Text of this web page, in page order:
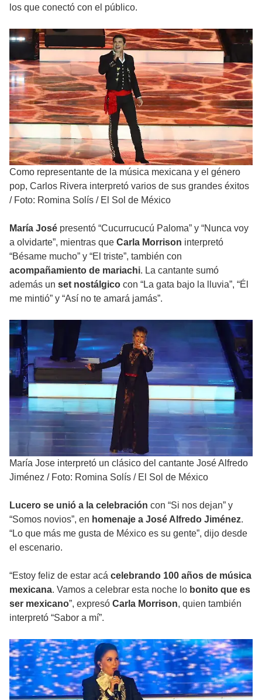
los que conectó con el público.
Como representante de la música mexicana y el género
pop, Carlos Rivera interpretó varios de sus grandes éxitos
/ Foto: Romina Solís / El Sol de México
María José presentó “Cucurrucucú Paloma” y “Nunca voy
a olvidarte”, mientras que Carla Morrison interpretó
“Bésame mucho” y “El triste”, también con
acompañamiento de mariachi. La cantante sumó
además un set nostálgico con “La gata bajo la lluvia”, “Él
me mintió” y “Así no te amará jamás”.
María Jose interpretó un clásico del cantante José Alfredo
Jiménez / Foto: Romina Solís / El Sol de México
Lucero se unió a la celebración con “Si nos dejan” y
“Somos novios”, en homenaje a José Alfredo Jiménez.
“Lo que más me gusta de México es su gente”, dijo desde
el escenario.
“Estoy feliz de estar acá celebrando 100 años de música
mexicana. Vamos a celebrar esta noche lo bonito que es
ser mexicano”, expresó Carla Morrison, quien también
interpretó “Sabor a mí”.